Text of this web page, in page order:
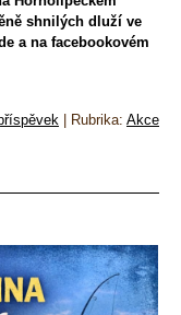
shnilých dluží ve
a na facebookovém
Rubrika: Akce